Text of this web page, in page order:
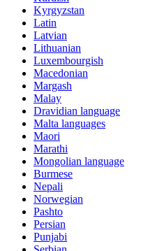
Kyrgyzstan
Latin
Latvian
Lithuanian
Luxembourgish
Macedonian
Margash
Malay
Dravidian language
Malta languages
Maori
Marathi
Mongolian language
Burmese
Nepali
Norwegian
Pashto
Persian
Punjabi